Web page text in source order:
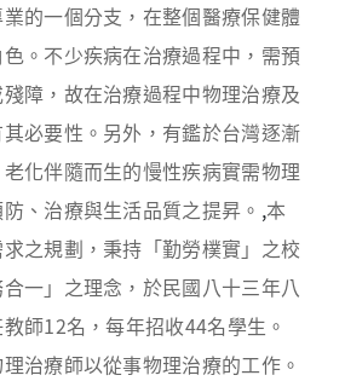
的一個分支，在整個醫療保健體
。 不少疾病在治療過程中，需預
障，故在治療過程中物理治療及
必要性。 另外，有鑑於台灣逐漸
化伴隨而生的慢性疾病實需物理
、治療與生活品質之提昇。 ,本
之規劃，秉持「勤勞樸實」之校
一」之理念，於民國八十三年八
師12名，每年招收44名學生。
治療師以從事物理治療的工作。